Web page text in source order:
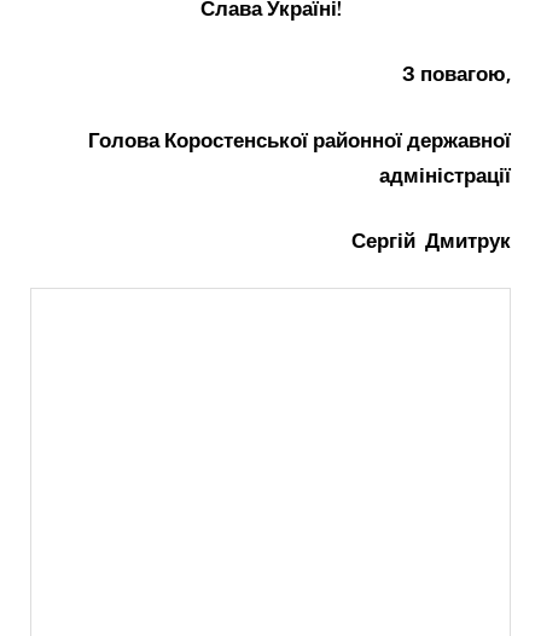
Слава Україні!
З повагою,
Голова Коростенської районної державної
адміністрації
Сергій Дмитрук